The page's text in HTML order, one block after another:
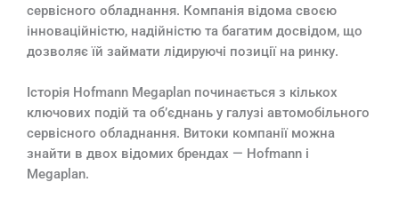
сервісного обладнання. Компанія відома своєю
інноваційністю, надійністю та багатим досвідом, що
дозволяє їй займати лідируючі позиції на ринку.
Історія Hofmann Megaplan починається з кількох
ключових подій та об’єднань у галузі автомобільного
сервісного обладнання. Витоки компанії можна
знайти в двох відомих брендах — Hofmann і
Megaplan.